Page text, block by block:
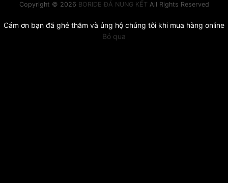
Copyright © 2026 BORIDE ĐÁ NUNG KẾT All Rights Reserved
Cám ơn bạn đã ghé thăm và ủng hộ chúng tôi khi mua hàng online
Bỏ qua